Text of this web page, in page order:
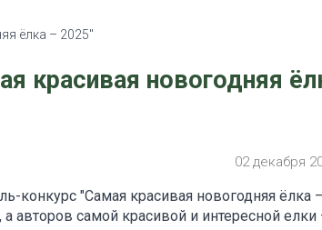
ёлка – 2025"
красивая новогодняя
02 декабря
конкурс "Самая красивая новогодняя ёлка
авторов самой красивой и интересной елки